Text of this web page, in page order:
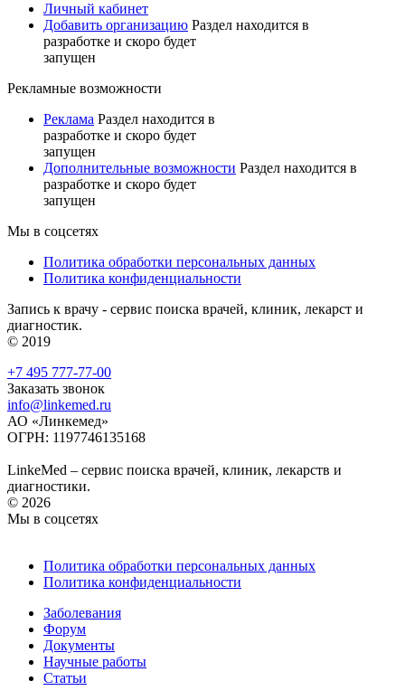
Личный кабинет
Добавить организацию Раздел находится в
разработке и скоро будет
запущен
Рекламные возможности
Реклама Раздел находится в
разработке и скоро будет
запущен
Дополнительные возможности Раздел находится в
разработке и скоро будет
запущен
Мы в соцсетях
Политика обработки персональных данных
Политика конфиденциальности
Запись к врачу - сервис поиска врачей, клиник, лекарст и
диагностик.
© 2019
+7 495 777-77-00
Заказать звонок
info@linkemed.ru
АО «Линкемед»
ОГРН: 1197746135168
LinkeMed – сервис поиска врачей, клиник, лекарств и
диагностики.
© 2026
Мы в соцсетях
Политика обработки персональных данных
Политика конфиденциальности
Заболевания
Форум
Документы
Научные работы
Статьи